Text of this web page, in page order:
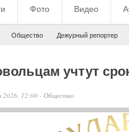
Фото Видео
Общество Дежурный репортер
учтут
2026, 12:00- Общество